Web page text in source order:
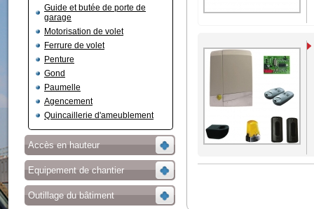
Guide et butée de porte de
garage
Motorisation de volet
Ferrure de volet
Penture
Gond
Paumelle
Agencement
Quincaillerie d'ameublement
Accès en hauteur
Equipement de chantier
Outillage du bâtiment